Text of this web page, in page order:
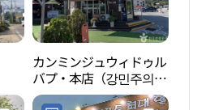
カンミンジュウィドゥル
バプ・本店（강민주의들
밥 본점）